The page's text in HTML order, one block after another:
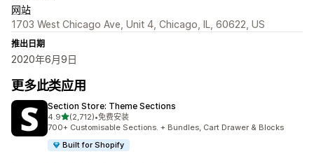
网站
1703 West Chicago Ave, Unit 4, Chicago, IL, 60622, US
推出日期
2020年6月9日
更多此类应用
Section Store: Theme Sections
4.9星（满分 5 星）
(2,712)
总共 2712 条评论
•免费安装
700+ Customisable Sections. + Bundles, Cart Drawer & Blocks
Built for Shopify